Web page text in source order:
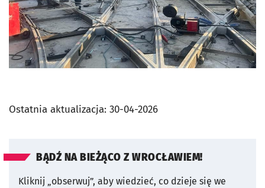
Ostatnia aktualizacja: 30-04-2026
BĄDŹ NA BIEŻĄCO Z WROCŁAWIEM!
Kliknij „obserwuj”, aby wiedzieć, co dzieje się we